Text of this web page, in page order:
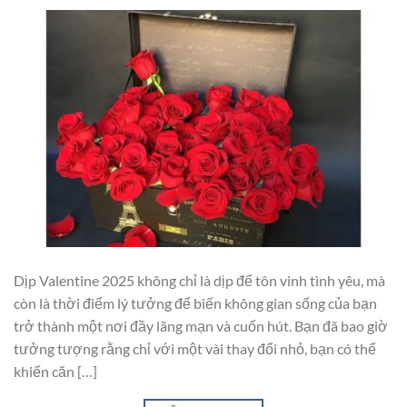
Dịp Valentine 2025 không chỉ là dịp để tôn vinh tình yêu, mà
còn là thời điểm lý tưởng để biến không gian sống của bạn
trở thành một nơi đầy lãng mạn và cuốn hút. Bạn đã bao giờ
tưởng tượng rằng chỉ với một vài thay đổi nhỏ, bạn có thể
khiến căn […]